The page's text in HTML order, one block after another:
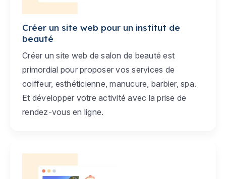
Créer un site web pour un institut de
beauté
Créer un site web de salon de beauté est
primordial pour proposer vos services de
coiffeur, esthéticienne, manucure, barbier, spa.
Et développer votre activité avec la prise de
rendez-vous en ligne.